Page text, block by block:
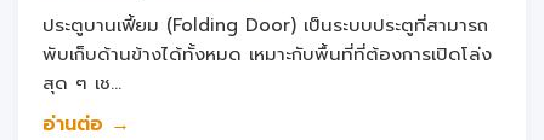
ประตูบานเฟี้ยม (Folding Door) เป็นระบบประตูที่สามารถ
พับเก็บด้านข้างได้ทั้งหมด เหมาะกับพื้นที่ที่ต้องการเปิดโล่ง
สุด ๆ เช...
อ่านต่อ →